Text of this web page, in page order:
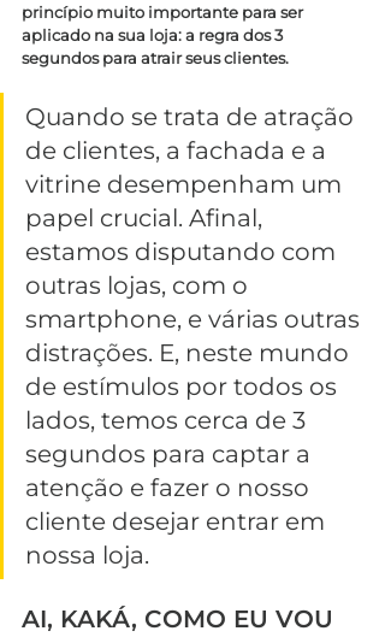
princípio muito importante para ser
aplicado na sua loja: a regra dos 3
segundos para atrair seus clientes.
Quando se trata de atração
de clientes, a fachada e a
vitrine desempenham um
papel crucial. Afinal,
estamos disputando com
outras lojas, com o
smartphone, e várias outras
distrações. E, neste mundo
de estímulos por todos os
lados, temos cerca de 3
segundos para captar a
atenção e fazer o nosso
cliente desejar entrar em
nossa loja.
AI, KAKÁ, COMO EU VOU